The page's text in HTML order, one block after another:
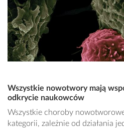
Wszystkie nowotwory mają
odkrycie naukowców
Wszystkie choroby
kategorii, zależnie od działania